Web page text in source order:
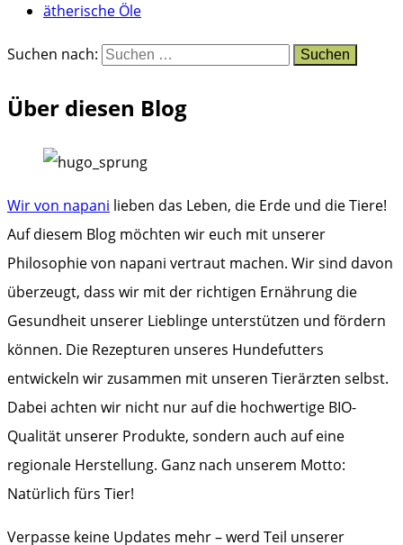
ätherische Öle
Suchen nach:
Über diesen Blog
Wir von napani lieben das Leben, die Erde und die Tiere!
Auf diesem Blog möchten wir euch mit unserer
Philosophie von napani vertraut machen. Wir sind davon
überzeugt, dass wir mit der richtigen Ernährung die
Gesundheit unserer Lieblinge unterstützen und fördern
können. Die Rezepturen unseres Hundefutters
entwickeln wir zusammen mit unseren Tierärzten selbst.
Dabei achten wir nicht nur auf die hochwertige BIO-
Qualität unserer Produkte, sondern auch auf eine
regionale Herstellung. Ganz nach unserem Motto:
Natürlich fürs Tier!
Verpasse keine Updates mehr – werd Teil unserer